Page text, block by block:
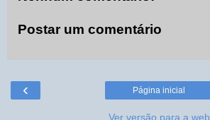
Postar um comentário
‹ Página inicial
Ver versão para a web